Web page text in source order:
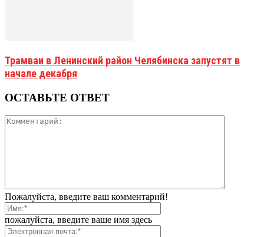
Трамваи в Ленинский район Челябинска запустят в
начале декабря
ОСТАВЬТЕ ОТВЕТ
Пожалуйста, введите ваш комментарий!
пожалуйста, введите ваше имя здесь